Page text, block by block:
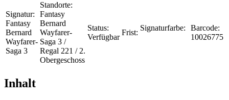
Signatur:
Fantasy
Bernard
Wayfarer-
Saga 3
Standorte:
Fantasy
Bernard
Wayfarer-
Saga 3 /
Regal 221 / 2.
Obergeschoss
Status:
Verfügbar
Frist:
Signaturfarbe:
Barcode:
10026775
Inhalt